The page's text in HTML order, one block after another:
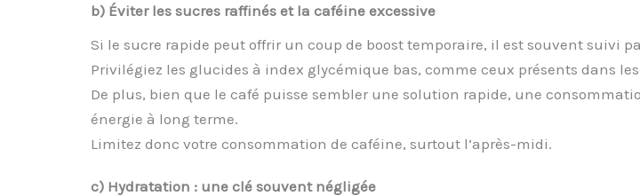
b) Éviter les sucres raffinés et la caféine excessive
Si le sucre rapide peut offrir un coup de boost temporaire, il est souvent suivi
Privilégiez les glucides à index glycémique bas, comme ceux présents dans
De plus, bien que le café puisse sembler une solution rapide, une
énergie à long terme.
Limitez donc votre consommation de caféine, surtout l’après-midi.
c) Hydratation : une clé souvent négligée